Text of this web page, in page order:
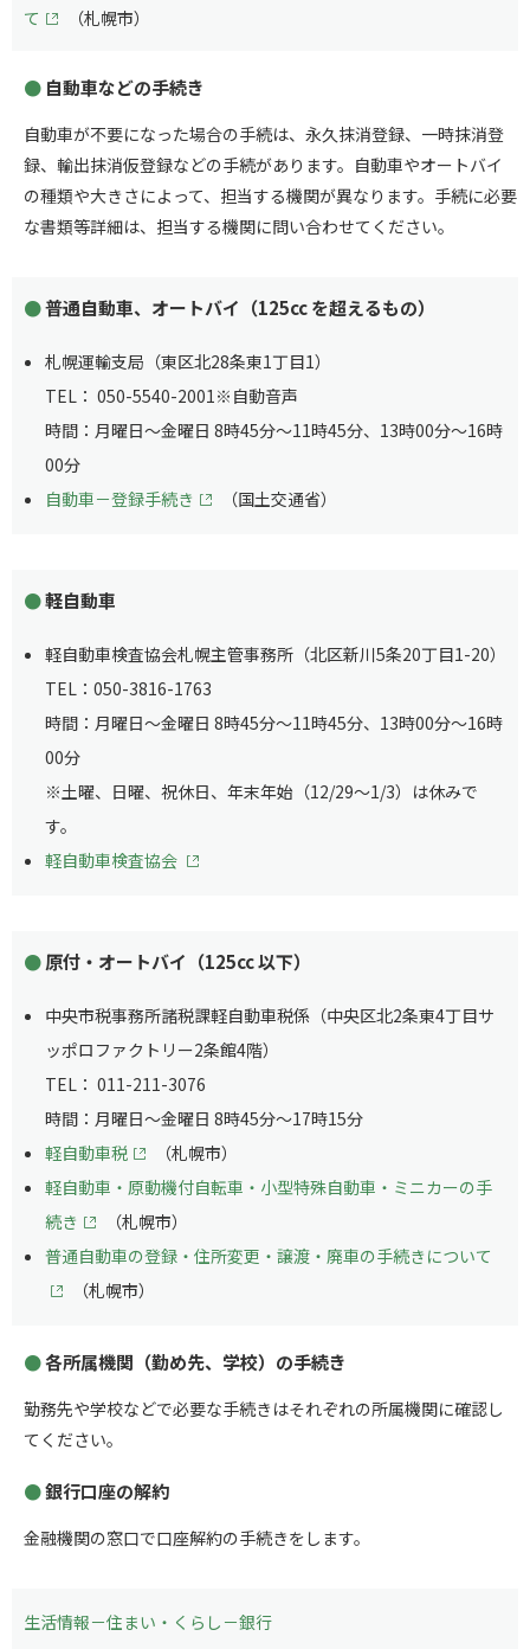
て
（札幌市）
自動車などの手続き
自動車が不要になった場合の手続は、永久抹消登録、一時抹消登
録、輸出抹消仮登録などの手続があります。自動車やオートバイ
の種類や大きさによって、担当する機関が異なります。手続に必要
な書類等詳細は、担当する機関に問い合わせてください。
普通自動車、オートバイ（125cc を超えるもの）
札幌運輸支局（東区北28条東1丁目1）
TEL： 050-5540-2001※自動音声
時間：月曜日～金曜日 8時45分～11時45分、13時00分～16時
00分
自動車－登録手続き
（国土交通省）
軽自動車
軽自動車検査協会札幌主管事務所（北区新川5条20丁目1-20）
TEL：050-3816-1763
時間：月曜日～金曜日 8時45分～11時45分、13時00分～16時
00分
※土曜、日曜、祝休日、年末年始（12/29～1/3）は休みで
す。
軽自動車検査協会
原付・オートバイ（125cc 以下）
中央市税事務所諸税課軽自動車税係（中央区北2条東4丁目サ
ッポロファクトリー2条館4階）
TEL： 011-211-3076
時間：月曜日～金曜日 8時45分～17時15分
軽自動車税
（札幌市）
軽自動車・原動機付自転車・小型特殊自動車・ミニカーの手
続き
（札幌市）
普通自動車の登録・住所変更・譲渡・廃車の手続きについて
（札幌市）
各所属機関（勤め先、学校）の手続き
勤務先や学校などで必要な手続きはそれぞれの所属機関に確認し
てください。
銀行口座の解約
金融機関の窓口で口座解約の手続きをします。
生活情報－住まい・くらし－銀行